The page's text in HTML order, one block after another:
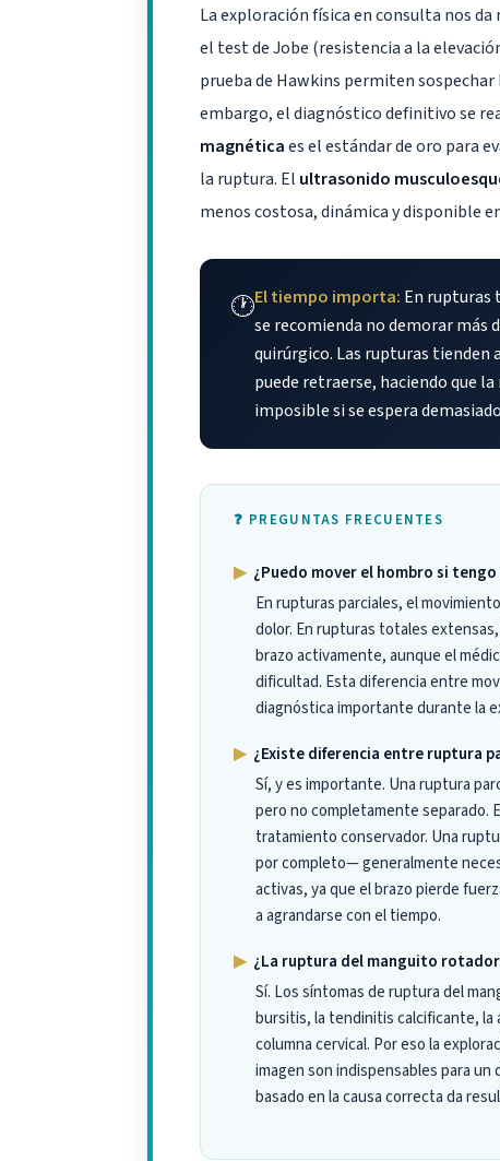
La exploración física en consulta nos
el test de Jobe (resistencia a la
prueba de Hawkins permiten
embargo, el diagnóstico definitivo se
magnéticaes el estándar de oro para
la ruptura. El ultrasonido
menos costosa, dinámica y disponible
🕐El tiempo importa: En rupturas
se recomienda no demorar más
quirúrgico. Las rupturas tienden
puede retraerse, haciendo que
imposible si se espera
❓ PREGUNTAS FRECUENTES
▶ ¿Puedo mover el hombro si
En rupturas parciales, el
dolor. En rupturas totales
brazo activamente, aunque el
dificultad. Esta diferencia entre
diagnóstica importante durante la
▶ ¿Existe diferencia entre ruptura
Sí, y es importante. Una ruptura
pero no completamente separado.
tratamiento conservador. Una
por completo— generalmente
activas, ya que el brazo pierde
a agrandarse con el tiempo.
▶ ¿La ruptura del manguito
Sí. Los síntomas de ruptura del
bursitis, la tendinitis calcificante, la
columna cervical. Por eso la
imagen son indispensables para
basado en la causa correcta da